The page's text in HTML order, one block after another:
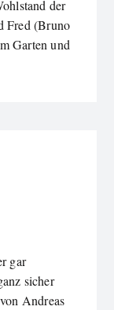
der
Fred (Bruno
Garten und
gar
sicher
Andreas